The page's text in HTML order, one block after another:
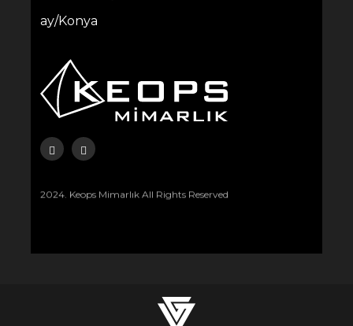
ay/Konya
2024. Keops Mimarlık All Rights Reserved